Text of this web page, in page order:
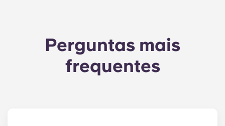
Perguntas mais
frequentes